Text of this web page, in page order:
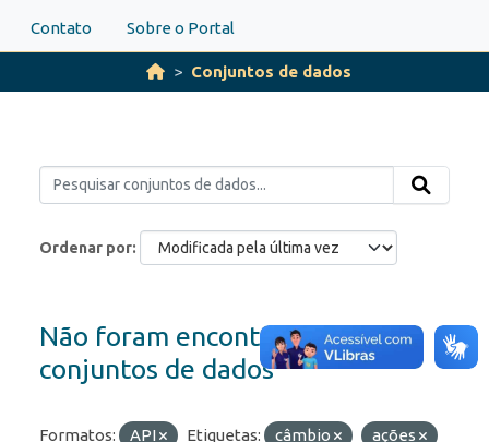
Contato Sobre o Portal
Conjuntos de dados
Ordenar por
Não foram encontrados
conjuntos de dados
Formatos: API Etiquetas: câmbio
ações